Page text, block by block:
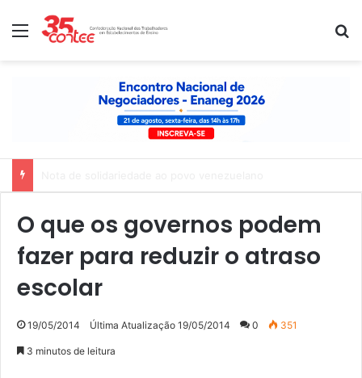
Menu
O que os governos podem
fazer para reduzir o atraso
escolar
19/05/2014 Última Atualização 19/05/2014 0 351
3 minutos de leitura